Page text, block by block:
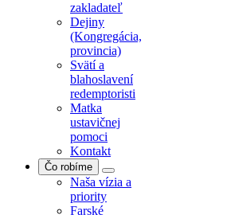
zakladateľ
Dejiny
(Kongregácia,
provincia)
Svätí a
blahoslavení
redemptoristi
Matka
ustavičnej
pomoci
Kontakt
Čo robíme
Naša vízia a
priority
Farské
blahoslavení
redemptoristi
Matka
ustavičnej
pomoci
Kontakt
Čo robíme
Naša vízia a
priority
Farské
misie/exercície
Farská
pastorácia
Povolania
Spolupráca s